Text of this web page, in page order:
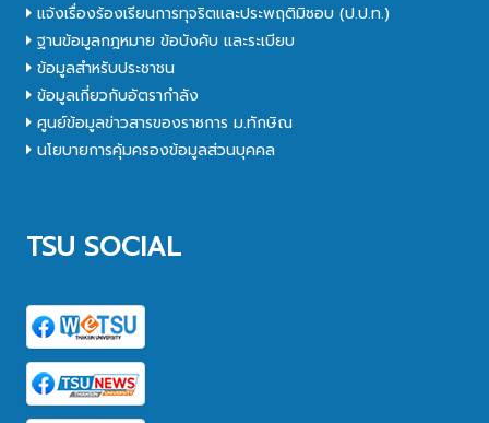
แจ้งเรื่องร้องเรียนการทุจริตและประพฤติมิชอบ (ป.ป.ท.)
ฐานข้อมูลกฎหมาย ข้อบังคับ และระเบียบ
ข้อมูลสำหรับประชาชน
ข้อมูลเกี่ยวกับอัตรากำลัง
ศูนย์ข้อมูลข่าวสารของราชการ ม.ทักษิณ
นโยบายการคุ้มครองข้อมูลส่วนบุคคล
TSU SOCIAL